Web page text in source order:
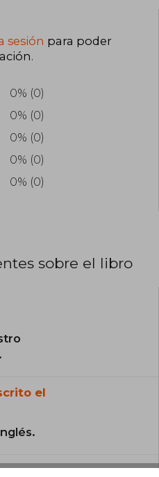
sesión para poder
.
0% (0)
0% (0)
0% (0)
0% (0)
0% (0)
sobre el libro
el